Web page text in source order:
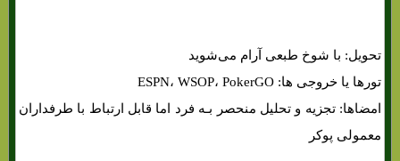
تحویل: با شوخ طبعی آرام می‌شوید
تورها یا خروجی ها: ESPN، WSOP، PokerGO
امضاها: تجزیه و تحلیل منحصر بـه فرد اما قابل ارتباط با طرفداران
معمولی پوکر